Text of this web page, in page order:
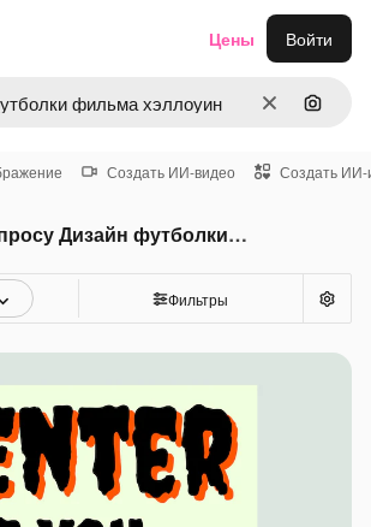
ОчиститьПоиск
Цены Войти
Создать ИИ-видео Создать ИИ-
Векторы По Запросу Дизайн футболки фильма хэллоуин
Фильтры